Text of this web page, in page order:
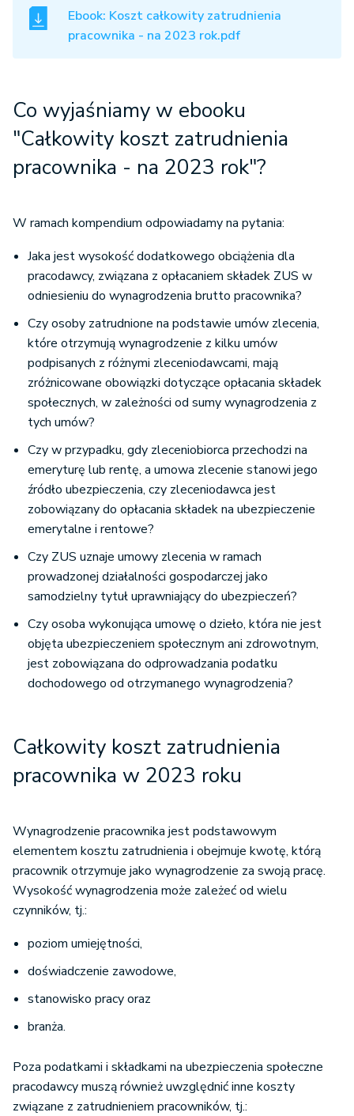
Ebook: Koszt całkowity zatrudnienia
pracownika - na 2023 rok.pdf
Co wyjaśniamy w ebooku
"Całkowity koszt zatrudnienia
pracownika - na 2023 rok"?
W ramach kompendium odpowiadamy na pytania:
Jaka jest wysokość dodatkowego obciążenia dla
pracodawcy, związana z opłacaniem składek ZUS w
odniesieniu do wynagrodzenia brutto pracownika?
Czy osoby zatrudnione na podstawie umów zlecenia,
które otrzymują wynagrodzenie z kilku umów
podpisanych z różnymi zleceniodawcami, mają
zróżnicowane obowiązki dotyczące opłacania składek
społecznych, w zależności od sumy wynagrodzenia z
tych umów?
Czy w przypadku, gdy zleceniobiorca przechodzi na
emeryturę lub rentę, a umowa zlecenie stanowi jego
źródło ubezpieczenia, czy zleceniodawca jest
zobowiązany do opłacania składek na ubezpieczenie
emerytalne i rentowe?
Czy ZUS uznaje umowy zlecenia w ramach
prowadzonej działalności gospodarczej jako
samodzielny tytuł uprawniający do ubezpieczeń?
Czy osoba wykonująca umowę o dzieło, która nie jest
objęta ubezpieczeniem społecznym ani zdrowotnym,
jest zobowiązana do odprowadzania podatku
dochodowego od otrzymanego wynagrodzenia?
Całkowity koszt zatrudnienia
pracownika w 2023 roku
Wynagrodzenie pracownika jest podstawowym
elementem kosztu zatrudnienia i obejmuje kwotę, którą
pracownik otrzymuje jako wynagrodzenie za swoją pracę.
Wysokość wynagrodzenia może zależeć od wielu
czynników, tj.:
poziom umiejętności,
doświadczenie zawodowe,
stanowisko pracy oraz
branża.
Poza podatkami i składkami na ubezpieczenia społeczne
pracodawcy muszą również uwzględnić inne koszty
związane z zatrudnieniem pracowników, tj.: